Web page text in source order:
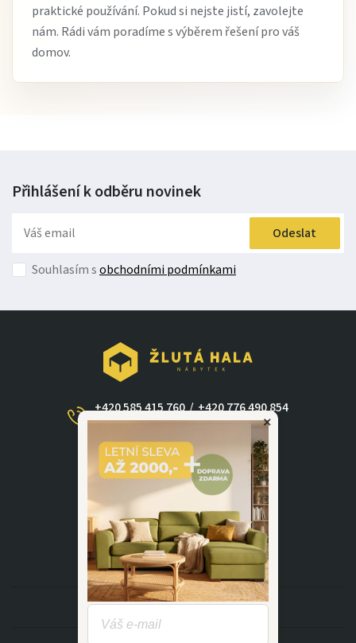
praktické používání. Pokud si nejste jistí, zavolejte
nám. Rádi vám poradíme s výběrem řešení pro váš
domov.
Přihlášení k odběru novinek
Odeslat
Souhlasím sobchodními podmínkami
+420 585 415 760 / +420 776 490 854
dotazy@zlutahala.cz
KATEGORIE
×